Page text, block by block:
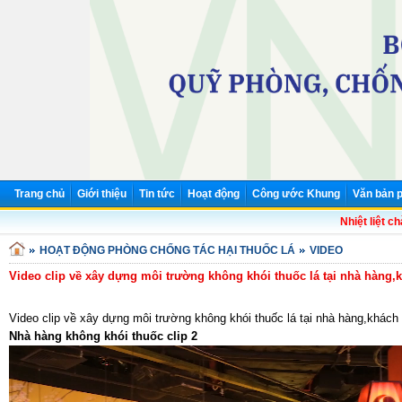
Trang chủ Giới thiệu Tin tức Hoạt động Công ước Khung Văn bản
Nhiệt liệt
HOẠT ĐỘNG PHÒNG CHỐNG TÁC HẠI THUỐC LÁ VIDEO
Video clip về xây dựng môi trường không khói thuốc lá tại nhà
Video clip về xây dựng môi trường không khói thuốc lá tại nhà hàng,khách
Nhà hàng không khói thuốc clip 2